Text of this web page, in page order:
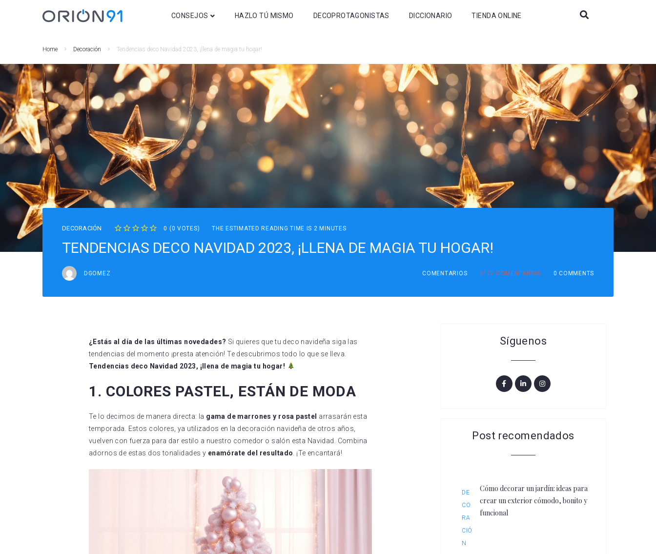
CONSEJOS
Bricolaje y DIY
Regalos
Iluminación
Movilidad
Domótica y Seguridad
Climatización
HAZLO TÚ MISMO DECOPROTAGONISTAS DICCIONARIO TIENDA ONLINE
Home Decoración Tendencias deco Navidad 2023, ¡llena de magia tu hogar!
DECORACIÓN 0 (0 VOTES) THE ESTIMATED READING TIME IS 2 MINUTES
TENDENCIAS DECO NAVIDAD 2023, ¡LLENA DE MAGIA TU HOGAR!
DGOMEZ COMENTARIOS 3127 COMENTARIOS 0 COMMENTS
¿Estás al día de las últimas novedades? Si quieres que tu deco navideña siga las
tendencias del momento ¡presta atención! Te descubrimos todo lo que se lleva.
Tendencias deco Navidad 2023, ¡llena de magia tu hogar!
1. COLORES PASTEL, ESTÁN DE MODA
Te lo decimos de manera directa: la gama de marrones y rosa pastel arrasarán esta
temporada. Estos colores, ya utilizados en la decoración navideña de otros años,
vuelven con fuerza para dar estilo a nuestro comedor o salón esta Navidad. Combina
adornos de estas dos tonalidades y enamórate del resultado . ¡Te encantará!
Síguenos
Post recomendados
DE
CO
RA
CIÓ
N
Cómo decorar un jardín: ideas para
crear un exterior cómodo, bonito y
funcional